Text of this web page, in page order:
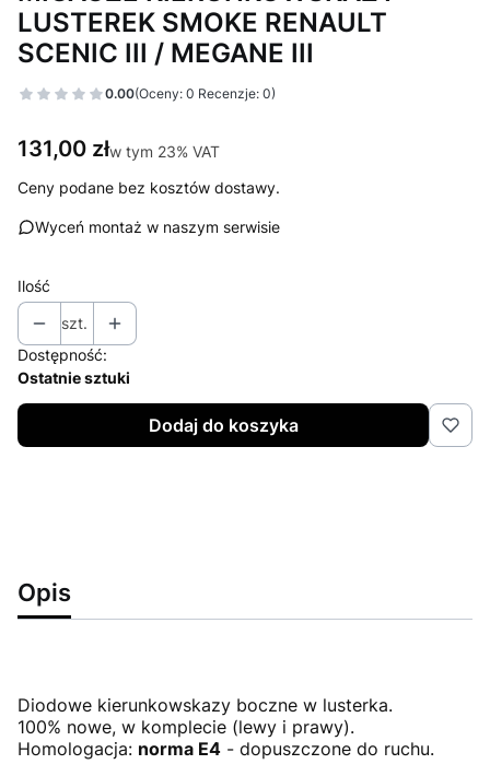
LUSTEREK SMOKE RENAULT
SCENIC III / MEGANE III
0.00(Oceny: 0 Recenzje: 0)
Cena
131,00 złw tym 23% VAT
w tym 23% VAT
Ceny podane bez kosztów dostawy.
Wyceń montaż w naszym serwisie
Ilość
szt.
Dostępność:
Ostatnie sztuki
Dodaj do koszyka
Opis
Diodowe kierunkowskazy boczne w lusterka.
100% nowe, w komplecie (lewy i prawy).
Homologacja: norma E4 - dopuszczone do ruchu.